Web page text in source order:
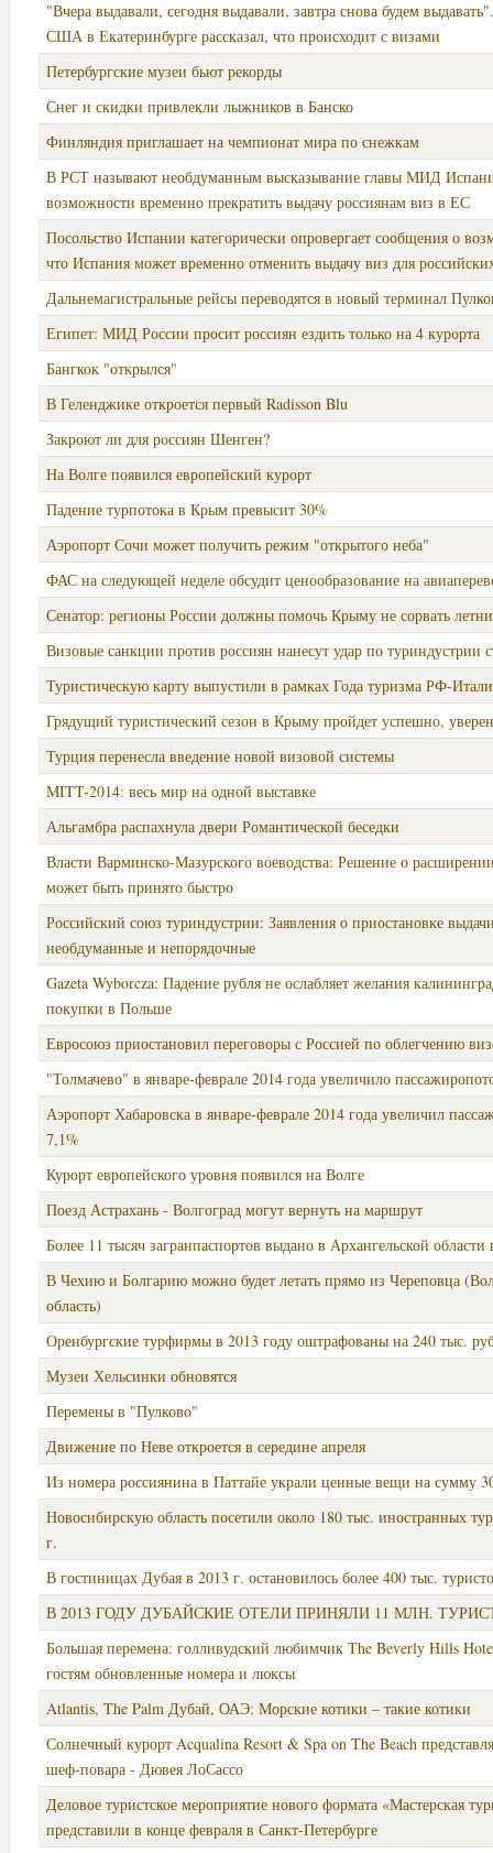
"Вчера выдавали, сегодня выдавали, завтра снова будем
США в Екатеринбурге рассказал, что происходит с визами
Петербургские музеи бьют рекорды
Снег и скидки привлекли лыжников в Банско
Финляндия приглашает на чемпионат мира по снежкам
В РСТ называют необдуманным высказывание главы МИД
возможности временно прекратить выдачу россиянам виз в ЕС
Посольство Испании категорически опровергает сообщения о
что Испания может временно отменить выдачу виз для
Дальнемагистральные рейсы переводятся в новый терминал
Египет: МИД России просит россиян ездить только на 4 курорта
Бангкок "открылся"
В Геленджике откроется первый Radisson Blu
Закроют ли для россиян Шенген?
На Волге появился европейский курорт
Падение турпотока в Крым превысит 30%
Аэропорт Сочи может получить режим "открытого неба"
ФАС на следующей неделе обсудит ценообразование на
Сенатор: регионы России должны помочь Крыму не сорвать
Визовые санкции против россиян нанесут удар по туриндустрии
Туристическую карту выпустили в рамках Года туризма РФ-
Грядущий туристический сезон в Крыму пройдет успешно,
Турция перенесла введение новой визовой системы
MITT-2014: весь мир на одной выставке
Альгамбра распахнула двери Романтической беседки
Власти Варминско-Мазурского воеводства: Решение о
может быть принято быстро
Российский союз туриндустрии: Заявления о приостановке
необдуманные и непорядочные
Gazeta Wyborcza: Падение рубля не ослабляет желания
покупки в Польше
Евросоюз приостановил переговоры с Россией по облегчению
"Толмачево" в январе-феврале 2014 года увеличило
Аэропорт Хабаровска в январе-феврале 2014 года увеличил
7,1%
Курорт европейского уровня появился на Волге
Поезд Астрахань - Волгоград могут вернуть на маршрут
Более 11 тысяч загранпаспортов выдано в Архангельской области
В Чехию и Болгарию можно будет летать прямо из Череповца
область)
Оренбургские турфирмы в 2013 году оштрафованы на 240 тыс.
Музеи Хельсинки обновятся
Перемены в "Пулково"
Движение по Неве откроется в середине апреля
Из номера россиянина в Паттайе украли ценные вещи на сумму
Новосибирскую область посетили около 180 тыс. иностранных
г.
В гостиницах Дубая в 2013 г. остановилось более 400 тыс.
В 2013 ГОДУ ДУБАЙСКИЕ ОТЕЛИ ПРИНЯЛИ 11 МЛН.
Большая перемена: голливудский любимчик The Beverly Hills
гостям обновленные номера и люксы
Atlantis, The Palm Дубай, ОАЭ: Морские котики – такие котики
Солнечный курорт Acqualina Resort & Spa on The Beach
шеф-повара - Дювея ЛоСассо
Деловое туристское мероприятие нового формата «Мастерская
представили в конце февраля в Санкт-Петербурге